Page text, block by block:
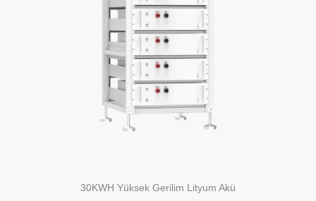
30KWH Yüksek Gerilim Lityum Akü